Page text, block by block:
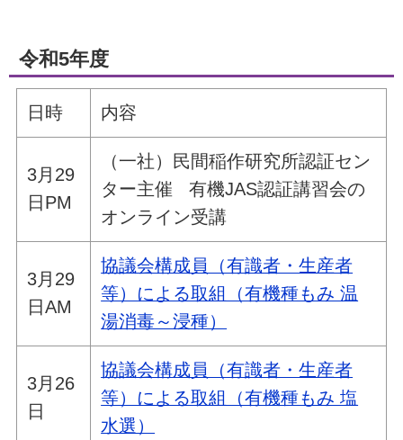
令和5年度
日時 内容
3月29
日PM
（一社）民間稲作研究所認証セン
ター主催 有機JAS認証講習会の
オンライン受講
3月29
日AM
協議会構成員（有識者・生産者
等）による取組（有機種もみ 温
湯消毒～浸種）
3月26
日
協議会構成員（有識者・生産者
等）による取組（有機種もみ 塩
水選）